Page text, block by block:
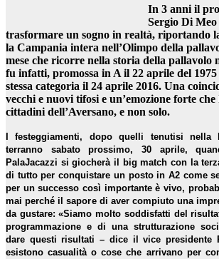
In 3 anni il
Sergio Di
trasformare un sogno in realtà, riportando
la Campania intera nell’Olimpo della
mese che ricorre nella storia della pallavolo
fu infatti, promossa in A il 22 aprile del
stessa categoria il 24 aprile 2016. Una
vecchi e nuovi tifosi e un’emozione forte
cittadini dell’Aversano, e non solo.
I festeggiamenti, dopo quelli tenutisi nella
terranno sabato prossimo, 30 aprile,
PalaJacazzi si giocherà il big match con la
di tutto per conquistare un posto in A2 come
per un successo così importante è vivo,
mai perché il sapore di aver compiuto una
da gustare: «Siamo molto soddisfatti del
programmazione e di una strutturazione
dare questi risultati – dice il vice presidente
esistono casualità o cose che arrivano per